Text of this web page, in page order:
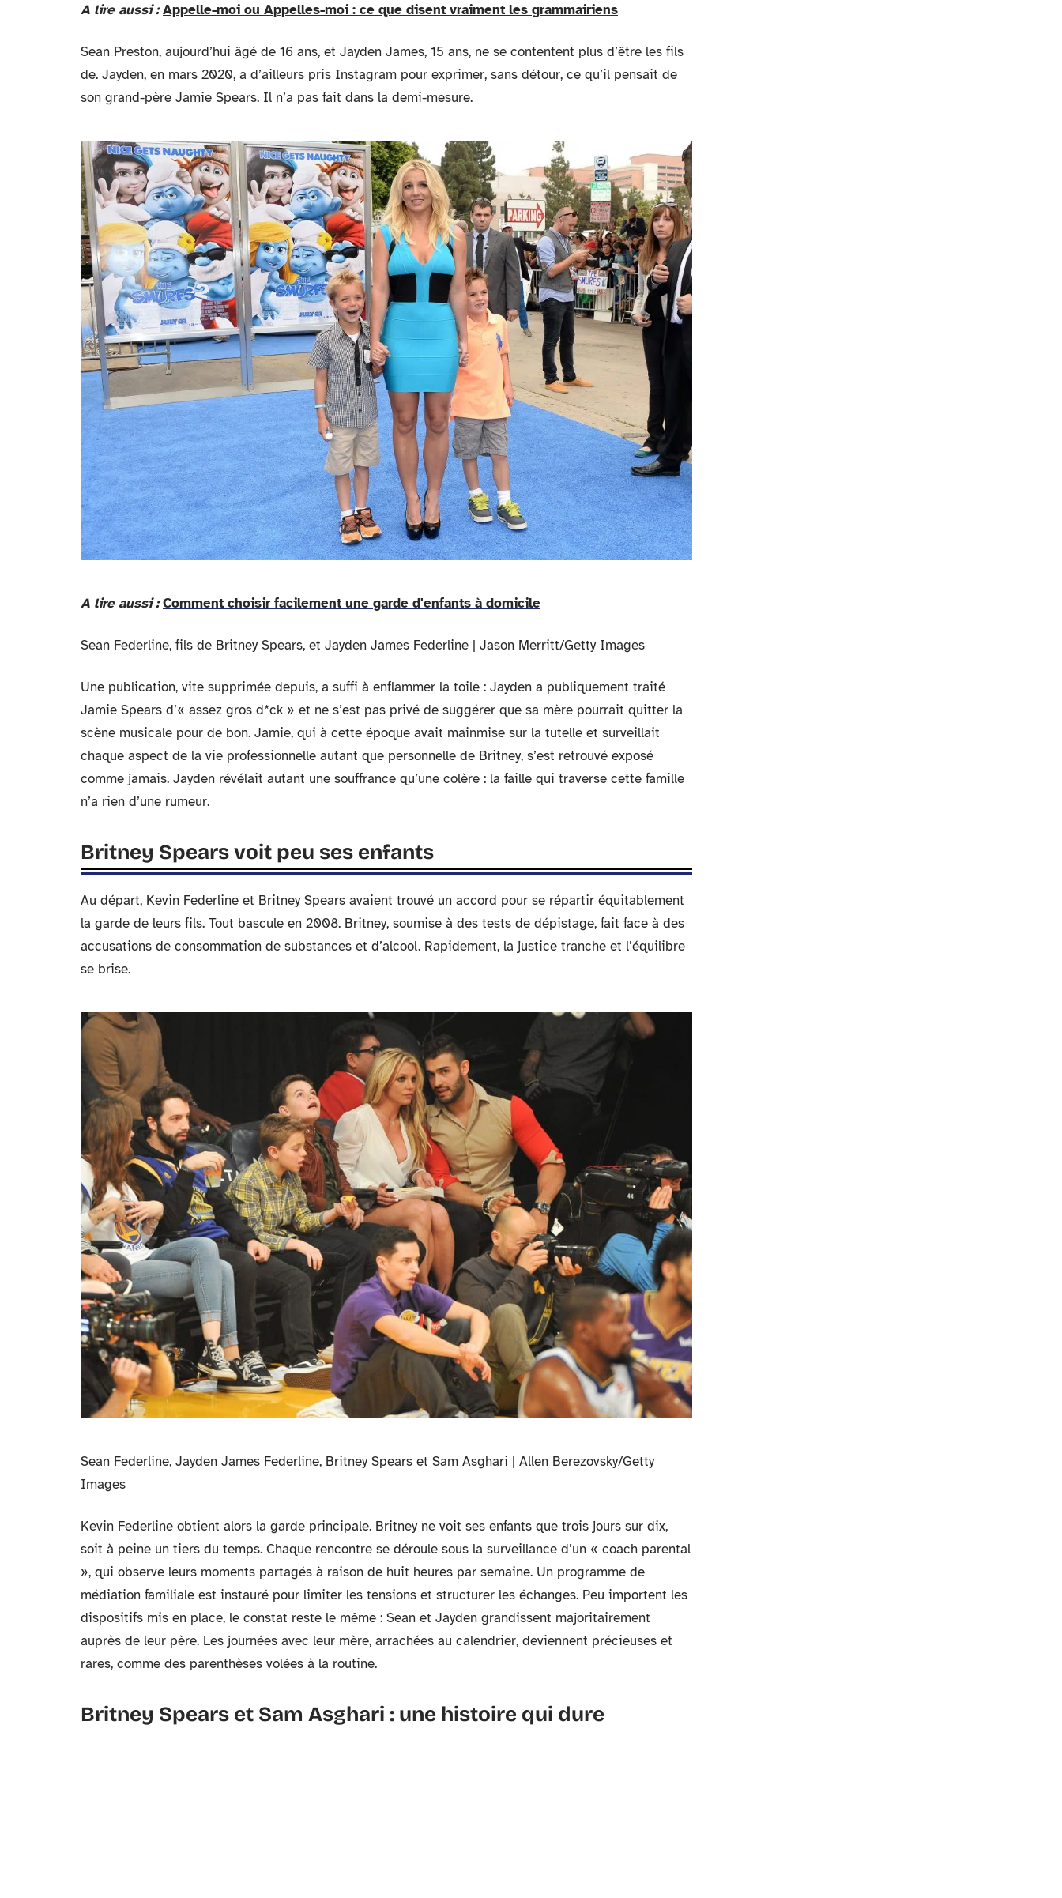
A lire aussi : Appelle-moi ou Appelles-moi : ce que disent vraiment les grammairiens
Sean Preston, aujourd’hui âgé de 16 ans, et Jayden James, 15 ans, ne se contentent plus d’être les fils
de. Jayden, en mars 2020, a d’ailleurs pris Instagram pour exprimer, sans détour, ce qu’il pensait de
son grand-père Jamie Spears. Il n’a pas fait dans la demi-mesure.
A lire aussi : Comment choisir facilement une garde d'enfants à domicile
Sean Federline, fils de Britney Spears, et Jayden James Federline | Jason Merritt/Getty Images
Une publication, vite supprimée depuis, a suffi à enflammer la toile : Jayden a publiquement traité
Jamie Spears d’« assez gros d*ck » et ne s’est pas privé de suggérer que sa mère pourrait quitter la
scène musicale pour de bon. Jamie, qui à cette époque avait mainmise sur la tutelle et surveillait
chaque aspect de la vie professionnelle autant que personnelle de Britney, s’est retrouvé exposé
comme jamais. Jayden révélait autant une souffrance qu’une colère : la faille qui traverse cette famille
n’a rien d’une rumeur.
Britney Spears voit peu ses enfants
Au départ, Kevin Federline et Britney Spears avaient trouvé un accord pour se répartir équitablement
la garde de leurs fils. Tout bascule en 2008. Britney, soumise à des tests de dépistage, fait face à des
accusations de consommation de substances et d’alcool. Rapidement, la justice tranche et l’équilibre
se brise.
Sean Federline, Jayden James Federline, Britney Spears et Sam Asghari | Allen Berezovsky/Getty
Images
Kevin Federline obtient alors la garde principale. Britney ne voit ses enfants que trois jours sur dix,
soit à peine un tiers du temps. Chaque rencontre se déroule sous la surveillance d’un « coach parental
», qui observe leurs moments partagés à raison de huit heures par semaine. Un programme de
médiation familiale est instauré pour limiter les tensions et structurer les échanges. Peu importent les
dispositifs mis en place, le constat reste le même : Sean et Jayden grandissent majoritairement
auprès de leur père. Les journées avec leur mère, arrachées au calendrier, deviennent précieuses et
rares, comme des parenthèses volées à la routine.
Britney Spears et Sam Asghari : une histoire qui dure